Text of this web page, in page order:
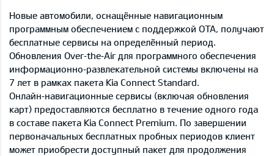
Новые автомобили, оснащённые навигационным
программным обеспечением с поддержкой OTA, получают
бесплатные сервисы на определённый период.
Обновления Over‑the‑Air для программного обеспечения
информационно‑развлекательной системы включены на
7 лет в рамках пакета Kia Connect Standard.
Онлайн‑навигационные сервисы (включая обновления
карт) предоставляются бесплатно в течение одного года
в составе пакета Kia Connect Premium. По завершении
первоначальных бесплатных пробных периодов клиент
может приобрести доступный пакет для продолжения